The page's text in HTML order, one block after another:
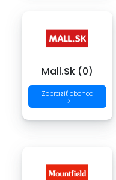
Mall.Sk (0)
Zobraziť obchod
→